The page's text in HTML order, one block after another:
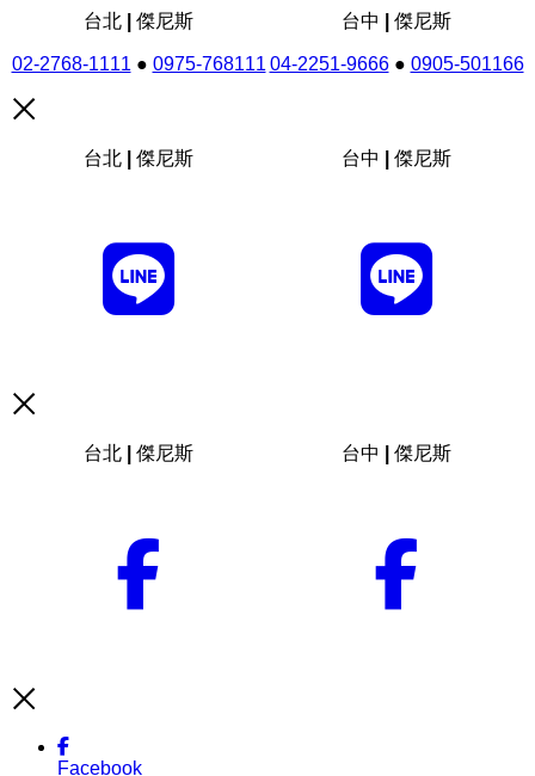
台北 | 傑尼斯
02-2768-1111 ● 0975-768111
台中 | 傑尼斯
04-2251-9666● 0905-501166
台北 | 傑尼斯 台中 | 傑尼斯
台北 | 傑尼斯 台中 | 傑尼斯
Facebook